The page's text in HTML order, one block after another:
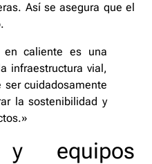
Así se asegura que el
en caliente es una
infraestructura vial,
ser cuidadosamente
la sostenibilidad y
y equipos